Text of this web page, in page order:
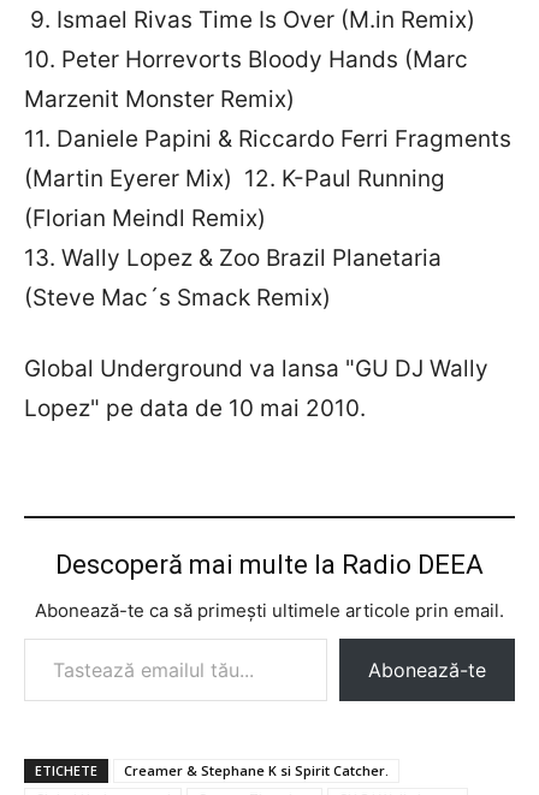
9. Ismael Rivas Time Is Over (M.in Remix)
10. Peter Horrevorts Bloody Hands (Marc
Marzenit Monster Remix)
11. Daniele Papini & Riccardo Ferri Fragments
(Martin Eyerer Mix) 12. K-Paul Running
(Florian Meindl Remix)
13. Wally Lopez & Zoo Brazil Planetaria
(Steve Mac´s Smack Remix)
Global Underground va lansa "GU DJ Wally
Lopez" pe data de 10 mai 2010.
Descoperă mai multe la Radio DEEA
Abonează-te ca să primești ultimele articole prin email.
Tastează emailul tău...
Abonează-te
ETICHETE
Creamer & Stephane K si Spirit Catcher.